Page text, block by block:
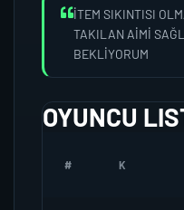
İTEM SIKINTISI
TAKILAN AİMİ
BEKLİYORUM
OYUNCU
# K